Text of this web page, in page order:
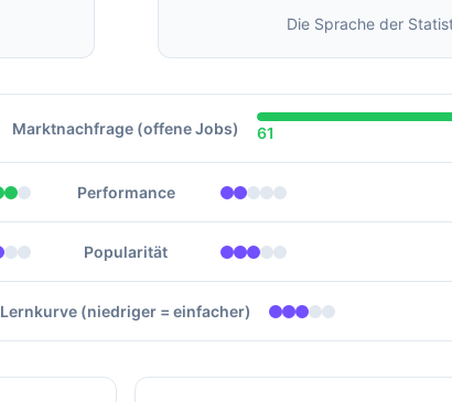
Die Sprache der
Marktnachfrage (offene Jobs) 61
Performance
Popularität
Lernkurve (niedriger = einfacher)